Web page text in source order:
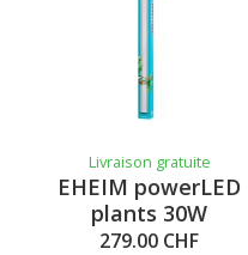
Livraison gratuite
EHEIM powerLED
plants 30W
279.00 CHF